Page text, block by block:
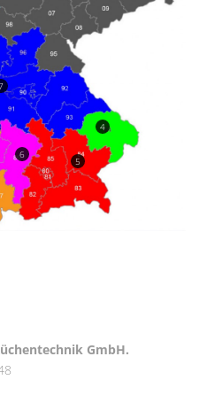
4
5
6
GmbH.